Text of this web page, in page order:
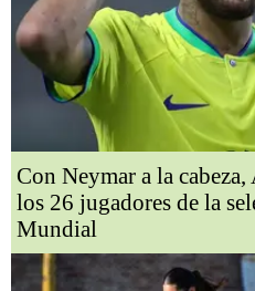
Con Neymar a la
los 26 jugadores de la
Mundial